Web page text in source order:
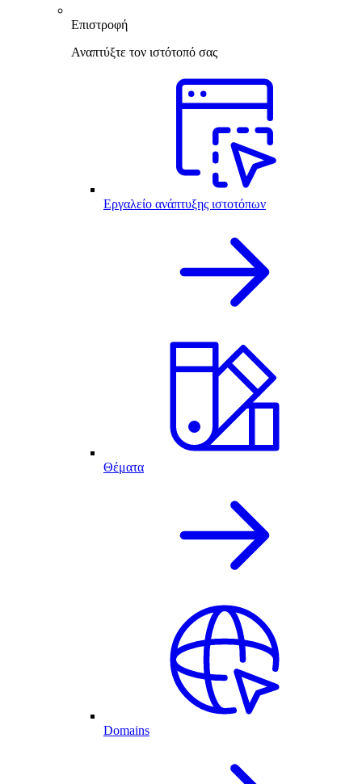
Επιστροφή
Αναπτύξτε τον ιστότοπό σας
Εργαλείο ανάπτυξης ιστοτόπων
Θέματα
Domains